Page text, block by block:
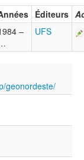
Éditeurs
–
UFS
geonordeste/